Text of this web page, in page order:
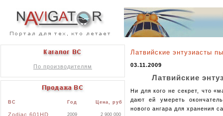
По производителям
ВС Год Цена, руб
Zodiac 601HD 2009 2 900 000
Латвийские энтузиасты
03.11.2009
Латвийские
Ни для кого не секрет, что
дают ей умереть
нового ангара для хранения